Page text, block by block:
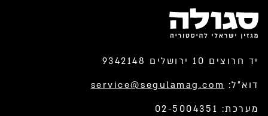
יד חרוצים 10 ירושלים 9342148
דוא”ל: service@segulamag.com
מערכת: 02-5004351